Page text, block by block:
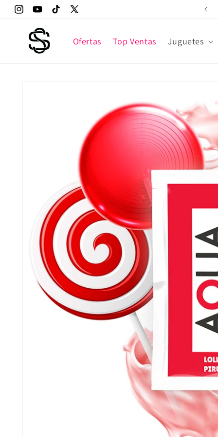
directamente
InstagramYouTubeTikTok X
Envíos gratuitos* en 24/48 horas
Ofertas Top Ventas Juguetes